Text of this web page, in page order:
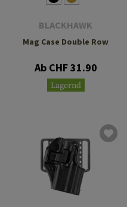
BLACKHAWK
Mag Case Double Row
Ab CHF 31.90
Lagernd